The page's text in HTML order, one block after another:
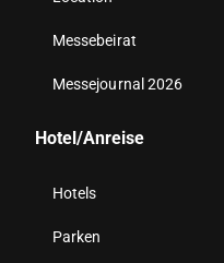
Messebeirat
Messejournal 2026
Hotel/Anreise
Hotels
Parken